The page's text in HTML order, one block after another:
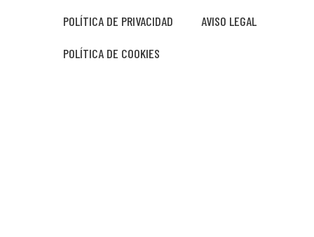
POLÍTICA DE PRIVACIDAD AVISO LEGAL
POLÍTICA DE COOKIES